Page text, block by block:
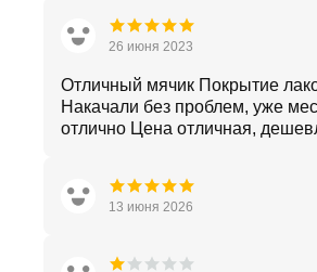
26 июня 2023
Отличный мячик Покрытие
Накачали без проблем, уже
отлично Цена отличная,
13 июня 2026